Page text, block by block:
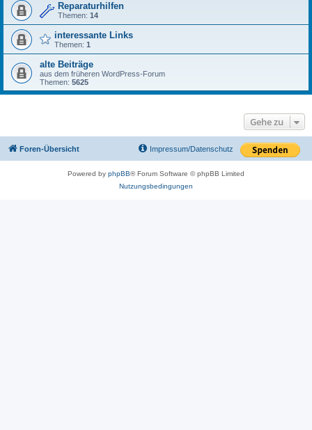
Reparaturhilfen
Themen: 14
interessante Links
Themen: 1
alte Beiträge
aus dem früheren WordPress-Forum
Themen: 5625
Gehe zu
Foren-Übersicht Impressum/Datenschutz
Powered by phpBB® Forum Software © phpBB Limited
Nutzungsbedingungen